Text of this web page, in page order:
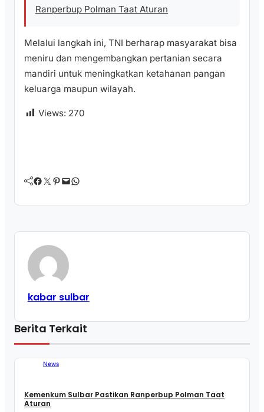
Ranperbup Polman Taat Aturan
Melalui langkah ini, TNI berharap masyarakat bisa
meniru dan mengembangkan pertanian secara
mandiri untuk meningkatkan ketahanan pangan
keluarga maupun wilayah.
Views: 270
Facebook Twitter Pinterest Mail WhatsApp
kabar sulbar
Berita Terkait
News
Kemenkum Sulbar Pastikan Ranperbup Polman Taat
Aturan